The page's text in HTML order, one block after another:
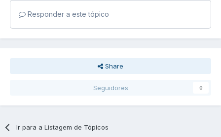
Responder a este tópico
Share
Seguidores 0
Ir para a Listagem de Tópicos